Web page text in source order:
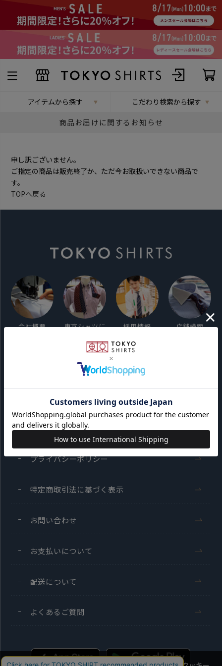
アイテムから探す こだわり検索から探す
商品お届けに関するお知らせ
申し訳ございません。
ご指定の商品は販売終了か、ただ今お取扱いできない商品で
す。
TOPへ戻る
会社概要
東京シャツに
採用情報 店舗検索
ご利用ガイド
サイト利用規約
会員利用規約
プライバシーポリシー
特定商取引法に基づく表示
お問い合わせ
お支払いについて
配送について
よくあるご質問